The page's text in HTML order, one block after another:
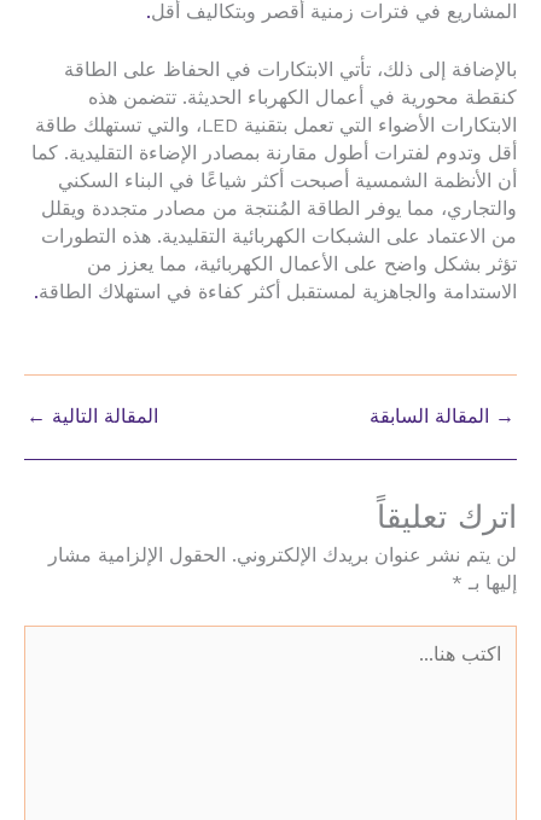
المشاريع في فترات زمنية أقصر وبتكاليف أقل.
بالإضافة إلى ذلك، تأتي الابتكارات في الحفاظ على الطاقة
كنقطة محورية في أعمال الكهرباء الحديثة. تتضمن هذه
الابتكارات الأضواء التي تعمل بتقنية LED، والتي تستهلك طاقة
أقل وتدوم لفترات أطول مقارنة بمصادر الإضاءة التقليدية. كما
أن الأنظمة الشمسية أصبحت أكثر شياعًا في البناء السكني
والتجاري، مما يوفر الطاقة المُنتجة من مصادر متجددة ويقلل
من الاعتماد على الشبكات الكهربائية التقليدية. هذه التطورات
تؤثر بشكل واضح على الأعمال الكهربائية، مما يعزز من
الاستدامة والجاهزية لمستقبل أكثر كفاءة في استهلاك الطاقة.
→ المقالة السابقة المقالة التالية ←
اترك تعليقاً
لن يتم نشر عنوان بريدك الإلكتروني.
الحقول الإلزامية مشار
إليها بـ *
هنا...